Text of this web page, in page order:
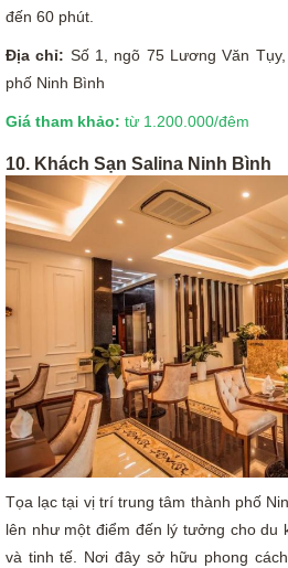
đến 60 phút.
Địa chỉ: Số 1, ngõ 75 Lương Văn
phố Ninh Bình
Giá tham khảo: từ 1.200.000/đêm
10. Khách Sạn Salina Ninh Bình
Tọa lạc tại vị trí trung tâm thành phố
lên như một điểm đến lý tưởng cho du
và tinh tế. Nơi đây sở hữu phong